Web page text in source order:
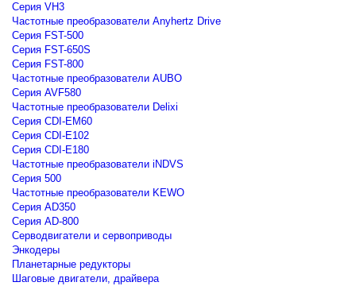
Cерия VH3
Частотные преобразователи Anyhertz Drive
Серия FST-500
Серия FST-650S
Серия FST-800
Частотные преобразователи AUBO
Серия AVF580
Частотные преобразователи Delixi
Серия CDI-EM60
Серия CDI-E102
Серия CDI-E180
Частотные преобразователи iNDVS
Серия 500
Частотные преобразователи KEWO
Серия AD350
Серия AD-800
Серводвигатели и сервоприводы
Энкодеры
Планетарные редукторы
Шаговые двигатели, драйвера